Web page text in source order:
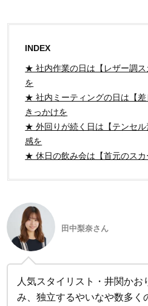
INDEX
★ 社内作業の日は【レザー調ス
を
★ 社内ミーティングの日は【
きっかけを
★ 外回りが続く日は【テンセ
感を
★ 休日の飲み会は【首元のス
田中梨奈さん
人気スタイリスト・井関かお
み、独立するやいなや数多く